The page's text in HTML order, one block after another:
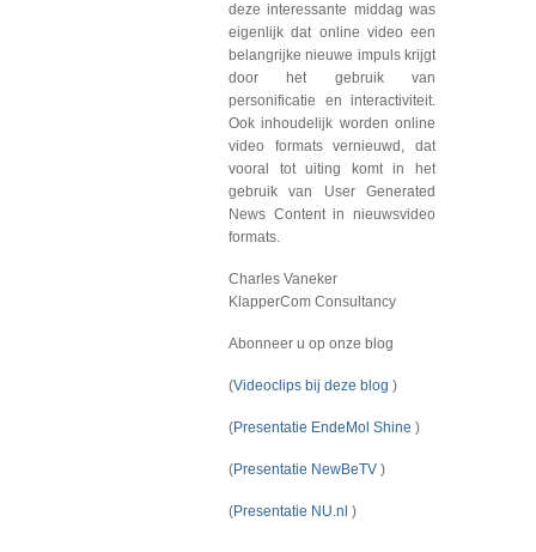
deze interessante middag was
eigenlijk dat online video een
belangrijke nieuwe impuls krijgt
door het gebruik van
personificatie en interactiviteit.
Ook inhoudelijk worden online
video formats vernieuwd, dat
vooral tot uiting komt in het
gebruik van User Generated
News Content in nieuwsvideo
formats.
Charles Vaneker
KlapperCom Consultancy
Abonneer u op onze blog
(Videoclips bij deze blog )
(Presentatie EndeMol Shine )
(Presentatie NewBeTV )
(Presentatie NU.nl )